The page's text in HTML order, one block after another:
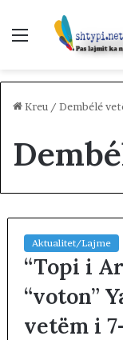
Menu
Kreu / Dembélé
Aktualitet/Lajme
“Topi i
“voton”
vetëm i